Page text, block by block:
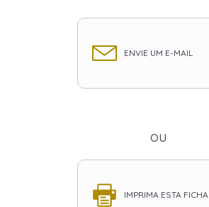
ENVIE UM E-MAIL
ou
IMPRIMA ESTA FICHA